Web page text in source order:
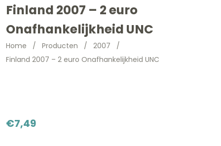
Finland 2007 – 2 euro
Onafhankelijkheid UNC
Home / Producten / 2007 /
Finland 2007 – 2 euro Onafhankelijkheid UNC
€7,49